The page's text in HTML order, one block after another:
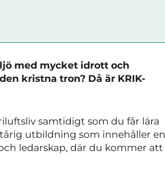
med mycket idrott och
kristna tron? Då är KRIK-
samtidigt som du får lära
utbildning som innehåller en
ledarskap, där du kommer att